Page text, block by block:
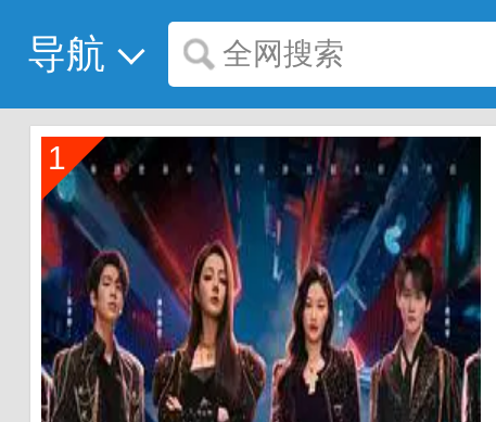
导航 全网搜索
1